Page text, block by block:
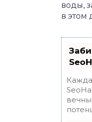
воды,
в этом